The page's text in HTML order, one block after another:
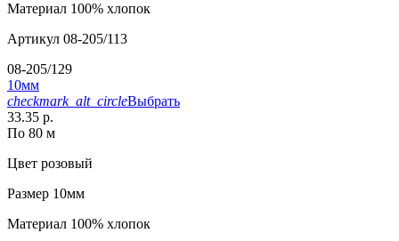
Материал 100% хлопок
Артикул 08-205/113
08-205/129
10мм
checkmark_alt_circleВыбрать
33.35 р.
По 80 м
Цвет розовый
Размер 10мм
Материал 100% хлопок